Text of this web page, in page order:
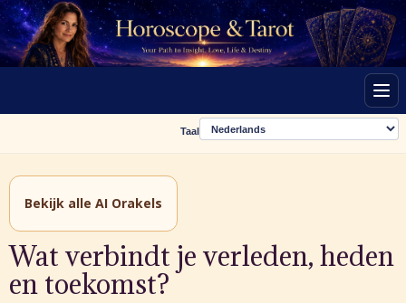
Taal
Bekijk alle AI Orakels
Wat verbindt je verleden, heden
en toekomst?